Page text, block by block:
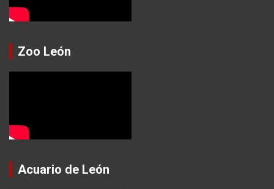
Zoo León
Acuario de León